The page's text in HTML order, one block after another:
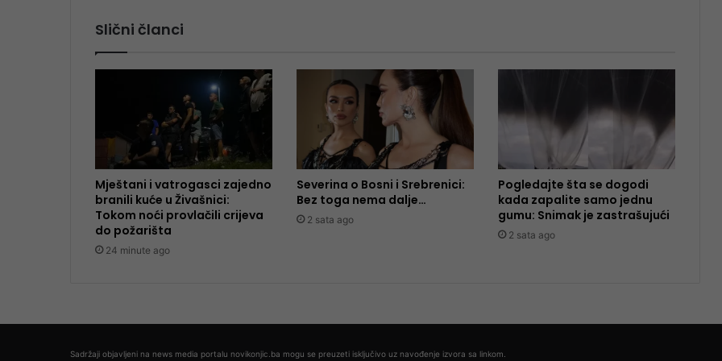
Slični članci
Mještani i vatrogasci zajedno
branili kuće u Živašnici:
Tokom noći provlačili crijeva
do požarišta
24 minute ago
Severina o Bosni i Srebrenici:
Bez toga nema dalje…
2 sata ago
Pogledajte šta se dogodi
kada zapalite samo jednu
gumu: Snimak je zastrašujući
2 sata ago
Sadržaji objavljeni na news media portalu novikonjic.ba mogu se preuzeti isključivo uz navođenje izvora sa linkom.